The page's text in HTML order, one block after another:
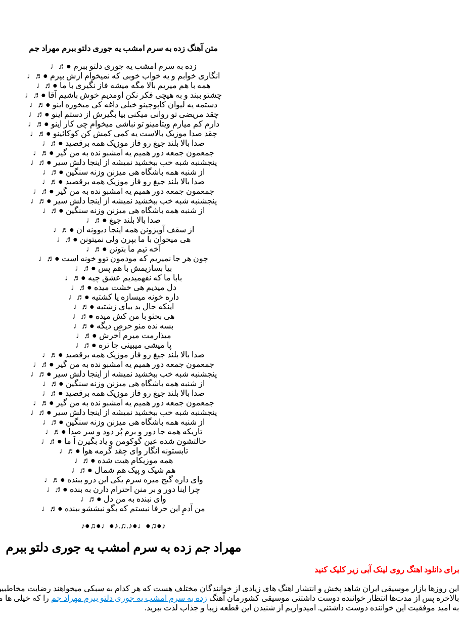
متن آهنگ زده به سرم امشب یه جوری دلتو ببرم مهراد جم
زده به سرم امشب یه جوری دلتو ببرم ●♬♩
انگاری خوابم و یه خواب خوبی که نمیخوام ازش بپرم ●♬♩
همه با هم میریم بالا مگه میشه فاز نگیری با ما ●♬♩
چشتو ببند و به هیچی فکر نکن اومدیم خوش باشیم آقا ●♬♩
دستمه یه لیوان کاپوچینو خیلی داغه کی میخوره اینو ●♬♩
چقد مریضی تو روانی میکنی بیا بگیرش از دستم اینو ●♬♩
دارم کم میارم ویتامینو تو نباشی میخوام چی کار اینو ●♬♩
چقد صدا موزیک بالاست یه کمی کمش کن کوکائینو ●♬♩
صدا بالا بلند جیغ رو فاز موزیک همه برقصید ●♬♩
جمعمون جمعه دور همیم یه امشبو نده به من گیر ●♬♩
پنجشنبه شبه خب ببخشید نمیشه از اینجا دلش سیر ●♬♩
از شنبه همه باشگاه هی میزنن وزنه سنگین ●♬♩
صدا بالا بلند جیغ رو فاز موزیک همه برقصید ●♬♩
جمعمون جمعه دور همیم یه امشبو نده به من گیر ●♬♩
پنجشنبه شبه خب ببخشید نمیشه از اینجا دلش سیر ●♬♩
از شنبه همه باشگاه هی میزنن وزنه سنگین ●♬♩
صدا بالا بلند جیغ ●♬♩
از سقف آویزونن همه اینجا دیوونه ان ●♬♩
هی میخوان با ما بپرن ولی نمیتونن ●♬♩
آخه تیم ما بتونن ●♬♩
چون هر جا نمیریم که مودمون توو خونه است ●♬♩
بیا بسازیمش با هم پس ●♬♩
بابا ما که نفهمیدیم عشق چیه ●♬♩
دل میدیم هی خشت میده ●♬♩
داره خونه میسازه یا کشتیه ●♬♩
اینکه حال بد بیای زشتیه ●♬♩
هی بحثو با من کش میده ●♬♩
بسه نده منو حرص دیگه ●♬♩
میذارمت میرم آخرش ●♬♩
پا میشی میبینی جا تره ●♬♩
صدا بالا بلند جیغ رو فاز موزیک همه برقصید ●♬♩
جمعمون جمعه دور همیم یه امشبو نده به من گیر ●♬♩
پنجشنبه شبه خب ببخشید نمیشه از اینجا دلش سیر ●♬♩
از شنبه همه باشگاه هی میزنن وزنه سنگین ●♬♩
صدا بالا بلند جیغ رو فاز موزیک همه برقصید ●♬♩
جمعمون جمعه دور همیم یه امشبو نده به من گیر ●♬♩
پنجشنبه شبه خب ببخشید نمیشه از اینجا دلش سیر ●♬♩
از شنبه همه باشگاه هی میزنن وزنه سنگین ●♬♩
تاریکه همه جا دور و برم پُر دود و سر صدا ●♬♩
حالتشون شده عین گوکومن و یاد بگیرن اَ ما ●♬♩
تابستونه انگار وای چقد گرمه هوا ●♬♩
همه موزیکام هیت شده ●♬♩
هم شیک و پیک هم شمال ●♬♩
وای داره گیج میره سرم یکی این درو ببنده ●♬♩
چرا اینا دور و بر منن احترام دارن به بنده ●♬♩
وای نبنده به من دل ●♬♩
من آدمِ این حرفا نیستم که بگو نیششو ببنده ●♬♩
♪●♫●♩●♪.♫.♪●♩●♫●♪
مهراد جم زده به سرم امشب یه جوری دلتو ببرم
برای دانلود اهنگ روی لینک آبی زیر کلیک کنید
این روزها بازار موسیقی ایران شاهد پخش و انتشار اهنگ های زیادی از خوانندگان مختلف هست که هر کدام به سبکی میخواهند رضایت
بالاخره پس از مدت‌ها انتظار خواننده دوست داشتنی موسیقی کشورمان آهنگ زده به سرم امشب یه جوری دلتو ببرم مهراد جم را که خیلی
به امید موفقیت این خواننده دوست داشتنی. امیدواریم از شنیدن این قطعه زیبا و جذاب لذت ببرید.